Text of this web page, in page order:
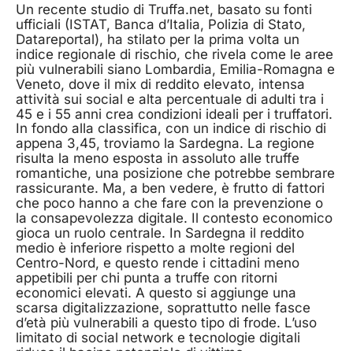
Un recente studio di Truffa.net, basato su fonti
ufficiali (ISTAT, Banca d’Italia, Polizia di Stato,
Datareportal), ha stilato per la prima volta un
indice regionale di rischio, che rivela come le aree
più vulnerabili siano Lombardia, Emilia-Romagna e
Veneto, dove il mix di reddito elevato, intensa
attività sui social e alta percentuale di adulti tra i
45 e i 55 anni crea condizioni ideali per i truffatori.
In fondo alla classifica, con un indice di rischio di
appena 3,45, troviamo la Sardegna. La regione
risulta la meno esposta in assoluto alle truffe
romantiche, una posizione che potrebbe sembrare
rassicurante. Ma, a ben vedere, è frutto di fattori
che poco hanno a che fare con la prevenzione o
la consapevolezza digitale. Il contesto economico
gioca un ruolo centrale. In Sardegna il reddito
medio è inferiore rispetto a molte regioni del
Centro-Nord, e questo rende i cittadini meno
appetibili per chi punta a truffe con ritorni
economici elevati. A questo si aggiunge una
scarsa digitalizzazione, soprattutto nelle fasce
d’età più vulnerabili a questo tipo di frode. L’uso
limitato di social network e tecnologie digitali